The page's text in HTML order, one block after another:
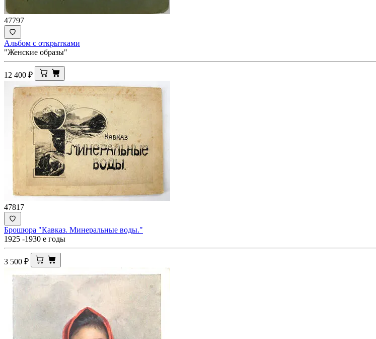
47797
Альбом с открытками
"Женские образы"
12 400 ₽
47817
Брошюра "Кавказ. Минеральные воды."
1925 -1930 е годы
3 500 ₽